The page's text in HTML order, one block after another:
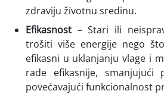
zdraviju životnu sredinu.
Efikasnost – Stari ili
trošiti više energije nego
efikasni u uklanjanju vlage i
rade efikasnije, smanjujući
povećavajući funkcionalnost